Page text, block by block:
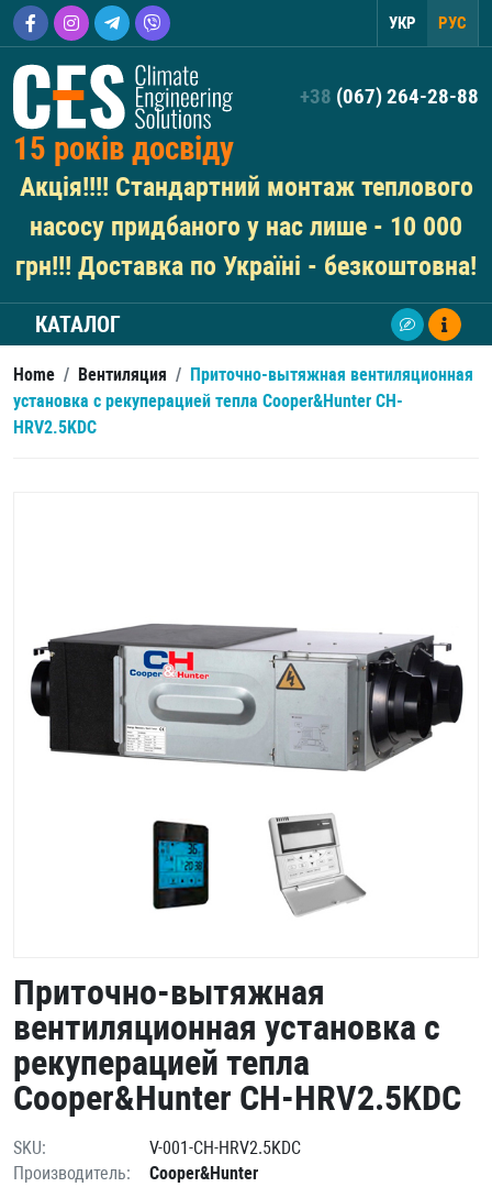
УКР РУС
+38 (067) 264-28-88
15 років досвіду
Акція!!!! Стандартний монтаж теплового
насосу придбаного у нас лише - 10 000
грн!!! Доставка по Україні - безкоштовна!
КАТАЛОГ
Home / Вентиляция / Приточно-вытяжная вентиляционная
установка с рекуперацией тепла Cooper&Hunter CH-
HRV2.5KDC
Приточно-вытяжная
вентиляционная установка с
рекуперацией тепла
Cooper&Hunter CH-HRV2.5KDC
SKU:
V-001-CH-HRV2.5KDC
Производитель:
Cooper&Hunter